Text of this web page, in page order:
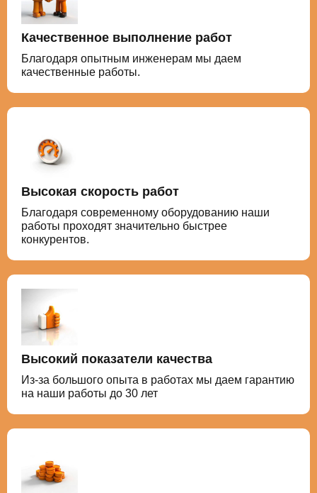
Качественное выполнение работ
Благодаря опытным инженерам мы даем
качественные работы.
Высокая скорость работ
Благодаря современному оборудованию наши
работы проходят значительно быстрее
конкурентов.
Высокий показатели качества
Из-за большого опыта в работах мы даем гарантию
на наши работы до 30 лет